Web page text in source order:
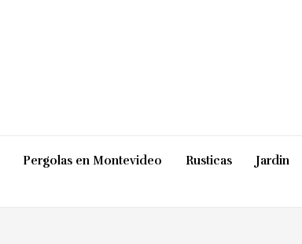
Pergolas en Montevideo Rusticas Jardin